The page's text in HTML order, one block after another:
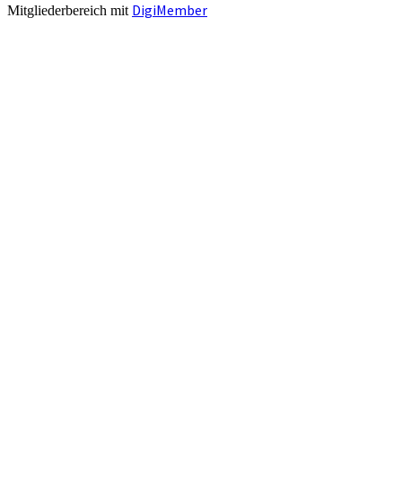
Mitgliederbereich mit DigiMember